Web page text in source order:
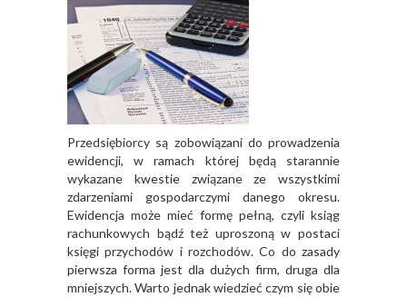
Przedsiębiorcy są zobowiązani do prowadzenia
ewidencji, w ramach której będą starannie
wykazane kwestie związane ze wszystkimi
zdarzeniami gospodarczymi danego okresu.
Ewidencja może mieć formę pełną, czyli ksiąg
rachunkowych bądź też uproszoną w postaci
księgi przychodów i rozchodów. Co do zasady
pierwsza forma jest dla dużych firm, druga dla
mniejszych. Warto jednak wiedzieć czym się obie